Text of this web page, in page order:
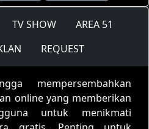
TV SHOW
AREA 51
REQUEST
mempersembahkan
online yang memberikan
untuk menikmati